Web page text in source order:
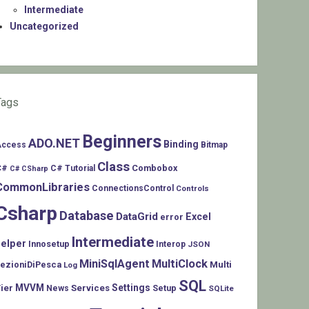
Intermediate
Uncategorized
ADO.NET Beginners Binding Bitmap
C# CSharp C# Tutorial Class Combobox
ConnectionsControl Controls
Database DataGrid error Excel
Innosetup Intermediate Interop JSON
Log MiniSqlAgent MultiClock Multi
MVVM News Services Settings Setup SQL SQLite